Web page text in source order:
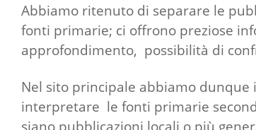
Abbiamo ritenuto di separare le
fonti primarie; ci offrono preziose
approfondimento, possibilità di
Nel sito principale abbiamo
interpretare le fonti primarie
siano pubblicazioni locali o più